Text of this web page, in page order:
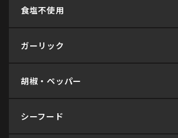
食塩不使用
ガーリック
胡椒・ペッパー
シーフード